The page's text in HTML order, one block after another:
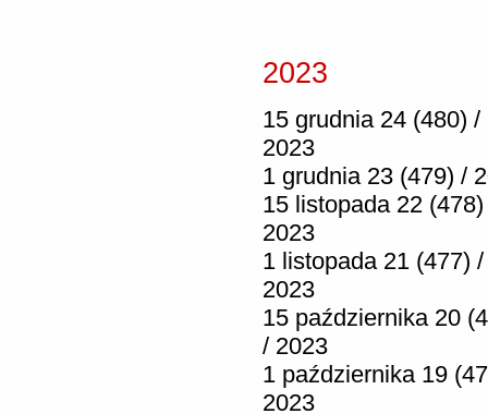
2023
15 grudnia 24 (480) /
2023
1 grudnia 23 (479) /
15 listopada 22
2023
1 listopada 21 (477) /
2023
15 października 20
/ 2023
1 października 19
2023